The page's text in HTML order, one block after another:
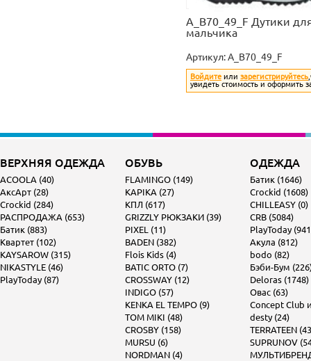
A_B70_49_F Дутики
мальчика
Артикул:A_B70_49_F
Войдите или зарегистрируйтесь
увидеть стоимость и оформить
ВЕРХНЯЯ ОДЕЖДА
ACOOLA (40)
АксАрт (28)
Crockid (284)
РАСПРОДАЖА (653)
Батик (883)
Квартет (102)
KAYSAROW (315)
NIKASTYLE (46)
PlayToday (87)
ОБУВЬ
FLAMINGO (149)
KAPIKA (27)
КПЛ (617)
GRIZZLY РЮКЗАКИ (39)
PIXEL (11)
BADEN (382)
Flois Kids (4)
BATIC ORTO (7)
CROSSWAY (12)
INDIGO (57)
KENKA EL TEMPO (9)
TOM MIKI (48)
CROSBY (158)
MURSU (6)
NORDMAN (4)
ОДЕЖДА
Батик (1646)
Crockid (1608)
CHILLEASY (0)
CRB (5084)
PlayToday
Акула (812)
bodo (82)
Бэби-Бум
Deloras (1748)
Овас (63)
Concept Club
desty (24)
TERRATEEN
SUPRUNOV